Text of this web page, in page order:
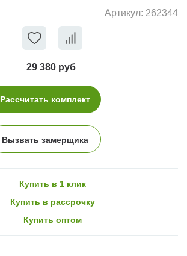
Артикул: 262344
29 380 руб
Рассчитать комплект
Вызвать замерщика
Купить в 1 клик
Купить в рассрочку
Купить оптом